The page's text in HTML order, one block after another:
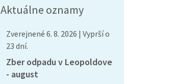
Aktuálne oznamy
Zverejnené 6. 8. 2026 | Vyprší o
23 dní.
Zber odpadu v Leopoldove
- august